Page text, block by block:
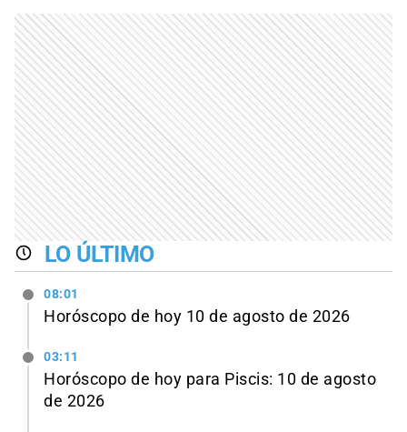
LO ÚLTIMO
08:01
Horóscopo de hoy 10 de agosto de 2026
03:11
Horóscopo de hoy para Piscis: 10 de agosto
de 2026